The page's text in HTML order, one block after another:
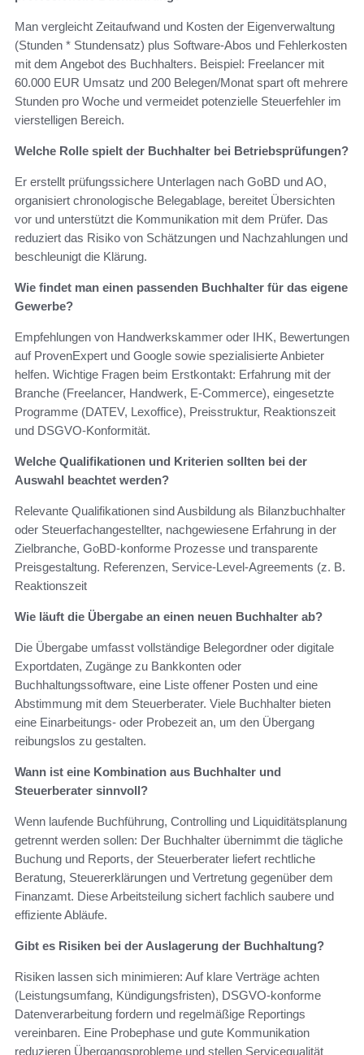
Man vergleicht Zeitaufwand und Kosten der Eigenverwaltung
(Stunden * Stundensatz) plus Software‑Abos und Fehlerkosten
mit dem Angebot des Buchhalters. Beispiel: Freelancer mit
60.000 EUR Umsatz und 200 Belegen/Monat spart oft mehrere
Stunden pro Woche und vermeidet potenzielle Steuerfehler im
vierstelligen Bereich.
Welche Rolle spielt der Buchhalter bei Betriebsprüfungen?
Er erstellt prüfungssichere Unterlagen nach GoBD und AO,
organisiert chronologische Belegablage, bereitet Übersichten
vor und unterstützt die Kommunikation mit dem Prüfer. Das
reduziert das Risiko von Schätzungen und Nachzahlungen und
beschleunigt die Klärung.
Wie findet man einen passenden Buchhalter für das eigene
Gewerbe?
Empfehlungen von Handwerkskammer oder IHK, Bewertungen
auf ProvenExpert und Google sowie spezialisierte Anbieter
helfen. Wichtige Fragen beim Erstkontakt: Erfahrung mit der
Branche (Freelancer, Handwerk, E‑Commerce), eingesetzte
Programme (DATEV, Lexoffice), Preisstruktur, Reaktionszeit
und DSGVO‑Konformität.
Welche Qualifikationen und Kriterien sollten bei der
Auswahl beachtet werden?
Relevante Qualifikationen sind Ausbildung als Bilanzbuchhalter
oder Steuerfachangestellter, nachgewiesene Erfahrung in der
Zielbranche, GoBD‑konforme Prozesse und transparente
Preisgestaltung. Referenzen, Service‑Level‑Agreements (z. B.
Reaktionszeit
Wie läuft die Übergabe an einen neuen Buchhalter ab?
Die Übergabe umfasst vollständige Belegordner oder digitale
Exportdaten, Zugänge zu Bankkonten oder
Buchhaltungssoftware, eine Liste offener Posten und eine
Abstimmung mit dem Steuerberater. Viele Buchhalter bieten
eine Einarbeitungs‑ oder Probezeit an, um den Übergang
reibungslos zu gestalten.
Wann ist eine Kombination aus Buchhalter und
Steuerberater sinnvoll?
Wenn laufende Buchführung, Controlling und Liquiditätsplanung
getrennt werden sollen: Der Buchhalter übernimmt die tägliche
Buchung und Reports, der Steuerberater liefert rechtliche
Beratung, Steuererklärungen und Vertretung gegenüber dem
Finanzamt. Diese Arbeitsteilung sichert fachlich saubere und
effiziente Abläufe.
Gibt es Risiken bei der Auslagerung der Buchhaltung?
Risiken lassen sich minimieren: Auf klare Verträge achten
(Leistungsumfang, Kündigungsfristen), DSGVO‑konforme
Datenverarbeitung fordern und regelmäßige Reportings
vereinbaren. Eine Probephase und gute Kommunikation
reduzieren Übergangsprobleme und stellen Servicequalität